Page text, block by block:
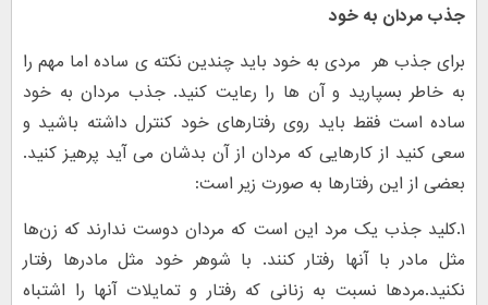
جذب مردان به خود
برای جذب هر مردی به خود باید چندین نکته ی ساده اما مهم را
به خاطر بسپارید و آن ها را رعایت کنید. جذب مردان به خود
ساده است فقط باید روی رفتارهای خود کنترل داشته باشید و
سعی کنید از کارهایی که مردان از آن بدشان می آید پرهیز کنید.
بعضی از این رفتارها به صورت زیر است:
۱.کلید جذب یک مرد این است که مردان دوست ندارند که زن‌ها
مثل مادر با آنها رفتار کنند. با شوهر خود مثل مادرها رفتار
نکنید.مردها نسبت به زنانی که رفتار و تمایلات آنها را اشتباه